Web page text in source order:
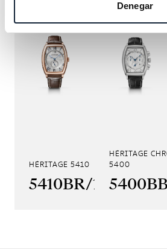
Denegar
HÉRITAGE 5410
5410BR/12/9VV
HÉRITAGE
5400